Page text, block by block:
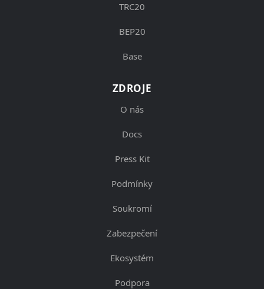
TRC20
BEP20
Base
ZDROJE
O nás
Docs
Press Kit
Podmínky
Soukromí
Zabezpečení
Ekosystém
Podpora